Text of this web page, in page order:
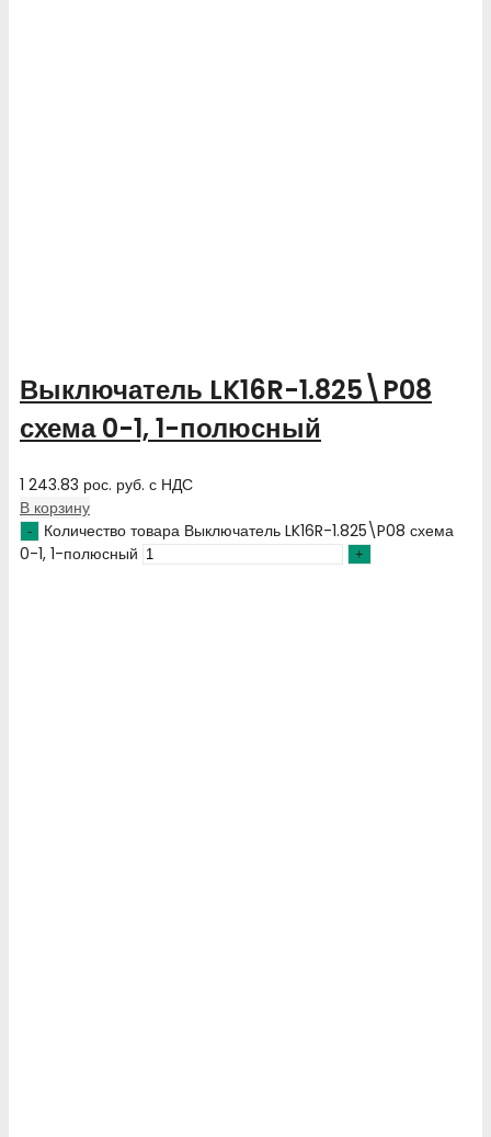
Выключатель LK16R-1.825\P08
схема 0-1, 1-полюсный
1 243.83 рос. руб. с НДС
В корзину
Количество товара Выключатель LK16R-1.825\P08 схема
0-1, 1-полюсный